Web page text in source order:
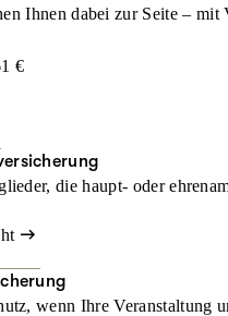
e.V.
Ihnen dabei zur Seite –
€
die haupt- oder
wenn Ihre Veranstaltung